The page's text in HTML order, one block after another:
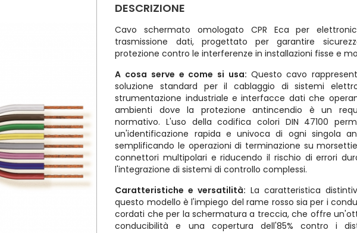
DESCRIZIONE
Cavo schermato omologato CPR Eca per
trasmissione dati, progettato per garantire
protezione contro le interferenze in installazioni fisse e
A cosa serve e come si usa: Questo cavo
soluzione standard per il cablaggio di sistemi
strumentazione industriale e interfacce dati che
ambienti dove la protezione antincendio è un
normativo. L'uso della codifica colori DIN 47100
un'identificazione rapida e univoca di ogni singola
semplificando le operazioni di terminazione su
connettori multipolari e riducendo il rischio di errori
l'integrazione di sistemi di controllo complessi.
Caratteristiche e versatilità: La caratteristica
questo modello è l'impiego del rame rosso sia per i
cordati che per la schermatura a treccia, che offre
conducibilità e una copertura dell'85% contro i